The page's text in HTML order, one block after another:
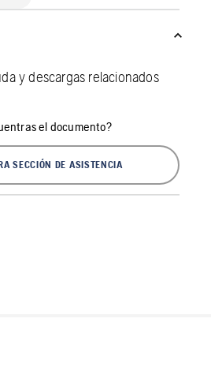
y descargas relacionados
el documento?
SECCIÓN DE ASISTENCIA